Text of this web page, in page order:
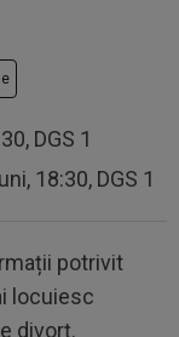
DGS 1
18:30, DGS 1
potrivit
locuiesc
divorț.